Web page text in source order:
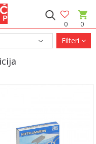
0
0
Filteri